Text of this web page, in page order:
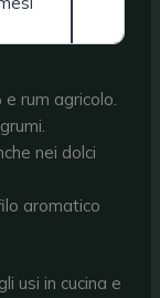
rum agricolo.
nei dolci
aromatico
usi in cucina e